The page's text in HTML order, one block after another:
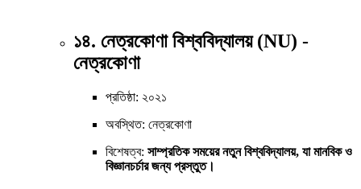
১৪. নেত্রকোণা বিশ্ববিদ্যালয় (NU) -
নেত্রকোণা
প্রতিষ্ঠা: ২০২১
অবস্থিত: নেত্রকোণা
বিশেষত্ব: সাম্প্রতিক সময়ের নতুন বিশ্ববিদ্যালয়, যা মানবিক ও
বিজ্ঞানচর্চার জন্য প্রস্তুত।